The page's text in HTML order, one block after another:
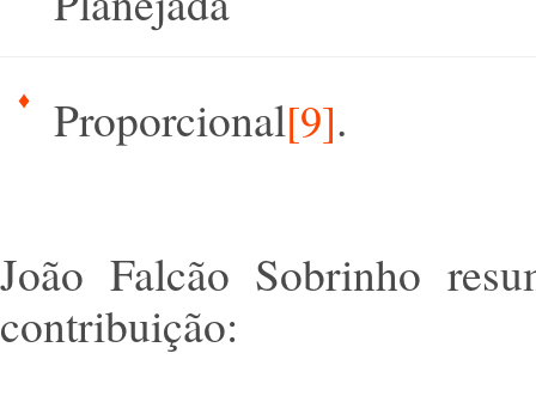
Proporcional[9].
João Falcão Sobrinho
contribuição: